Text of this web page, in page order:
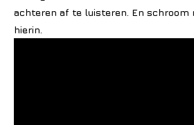
achteren af te luisteren. En schroom
hierin.